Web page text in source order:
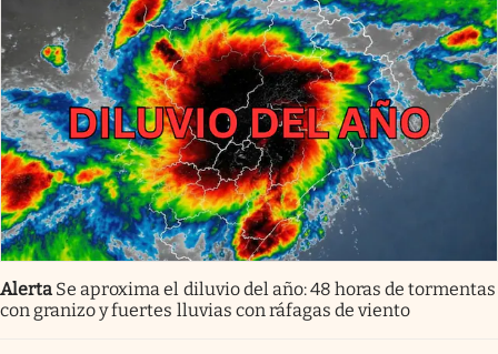
Alerta Se aproxima el diluvio del año: 48 horas de tormentas
con granizo y fuertes lluvias con ráfagas de viento